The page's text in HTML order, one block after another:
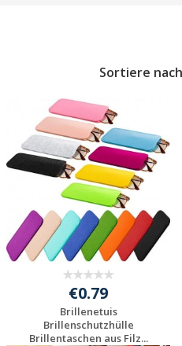
Sortiere
€0.79
Brillenetuis
Brillenschutzhülle
Brillentaschen aus Filz...